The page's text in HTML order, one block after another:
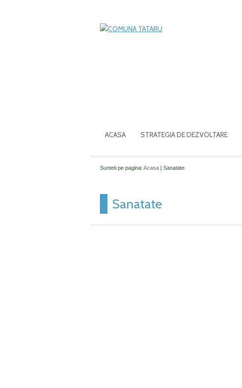
ACASA STRATEGIA DE DEZVOLTARE
Sunteti pe pagina: Acasa | Sanatate
Sanatate